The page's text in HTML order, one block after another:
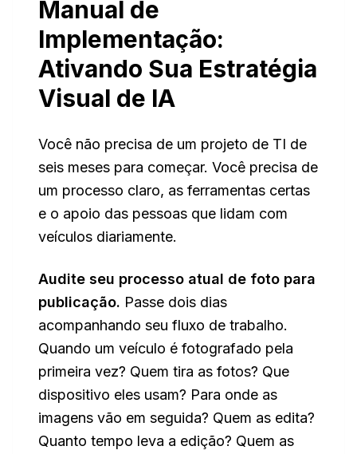
Manual de
Implementação:
Ativando Sua Estratégia
Visual de IA
Você não precisa de um projeto de TI de
seis meses para começar. Você precisa de
um processo claro, as ferramentas certas
e o apoio das pessoas que lidam com
veículos diariamente.
Audite seu processo atual de foto para
publicação. Passe dois dias
acompanhando seu fluxo de trabalho.
Quando um veículo é fotografado pela
primeira vez? Quem tira as fotos? Que
dispositivo eles usam? Para onde as
imagens vão em seguida? Quem as edita?
Quanto tempo leva a edição? Quem as